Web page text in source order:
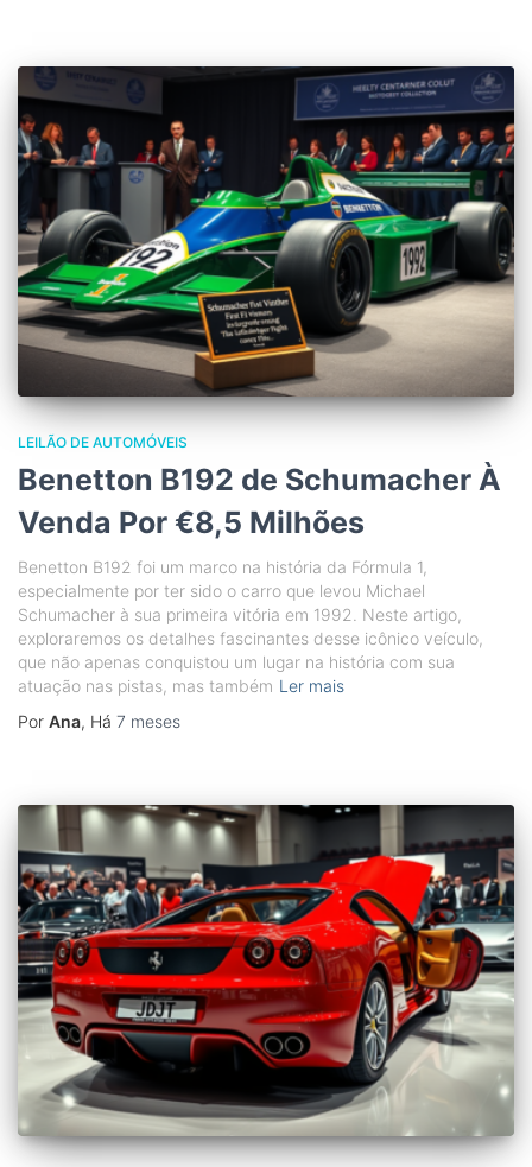
LEILÃO DE AUTOMÓVEIS
Benetton B192 de Schumacher À
Venda Por €8,5 Milhões
Benetton B192 foi um marco na história da Fórmula 1,
especialmente por ter sido o carro que levou Michael
Schumacher à sua primeira vitória em 1992. Neste artigo,
exploraremos os detalhes fascinantes desse icônico veículo,
que não apenas conquistou um lugar na história com sua
atuação nas pistas, mas também Ler mais
Por Ana, Há 7 meses